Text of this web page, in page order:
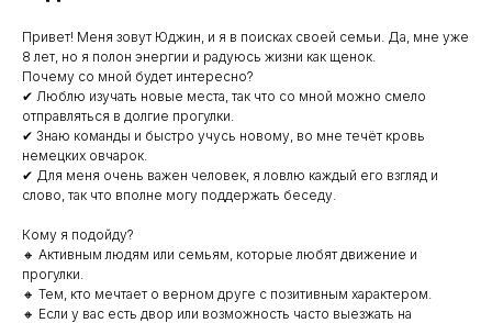
Привет! Меня зовут Юджин, и я в поисках своей семьи. Да, мне уже
8 лет, но я полон энергии и радуюсь жизни как щенок.
Почему со мной будет интересно?
✔ Люблю изучать новые места, так что со мной можно смело
отправляться в долгие прогулки.
✔ Знаю команды и быстро учусь новому, во мне течёт кровь
немецких овчарок.
✔ Для меня очень важен человек, я ловлю каждый его взгляд и
слово, так что вполне могу поддержать беседу.
Кому я подойду?
🔸 Активным людям или семьям, которые любят движение и
прогулки.
🔸 Тем, кто мечтает о верном друге с позитивным характером.
🔸 Если у вас есть двор или возможность часто выезжать на